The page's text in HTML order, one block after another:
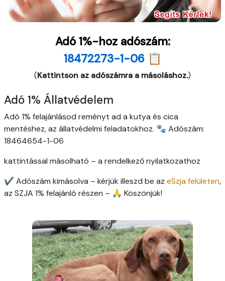
Adó 1%-hoz adószám:
18472273-1-06 📋
(Kattintson az adószámra a másoláshoz.)
Adó 1% Állatvédelem
Adó 1% felajánlásod reményt ad a kutya és cica
mentéshez, az állatvédelmi feladatokhoz. 🐾 Adószám:
18464654-1-06
kattintással másolható – a rendelkező nyilatkozathoz
✔ Adószám kimásolva – kérjük illeszd be az eSzja felületen,
az SZJA 1% felajánló részen – 🙏 Köszönjük!